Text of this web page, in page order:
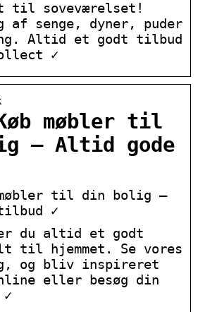
til soveværelset!
af senge, dyner, puder
Altid et godt tilbud
✓
møbler til
– Altid gode
møbler til din bolig –
✓
du altid et godt
til hjemmet. Se vores
og bliv inspireret
eller besøg din